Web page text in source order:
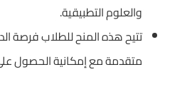
والعلوم التطبيقية.
تتيح هذه المنح للطلاب فرصة
متقدمة مع إمكانية الحصول